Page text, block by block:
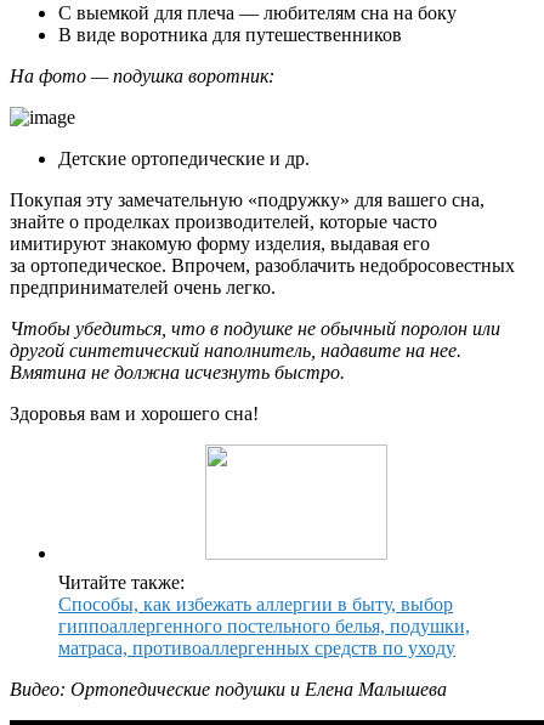
С выемкой для плеча — любителям сна на боку
В виде воротника для путешественников
На фото — подушка воротник:
Детские ортопедические и др.
Покупая эту замечательную «подружку» для вашего сна,
знайте о проделках производителей, которые часто
имитируют знакомую форму изделия, выдавая его
за ортопедическое. Впрочем, разоблачить недобросовестных
предпринимателей очень легко.
Чтобы убедиться, что в подушке не обычный поролон или
другой синтетический наполнитель, надавите на нее.
Вмятина не должна исчезнуть быстро.
Здоровья вам и хорошего сна!
Читайте также:
Способы, как избежать аллергии в быту, выбор
гиппоаллергенного постельного белья, подушки,
матраса, противоаллергенных средств по уходу
Видео: Ортопедические подушки и Елена Малышева